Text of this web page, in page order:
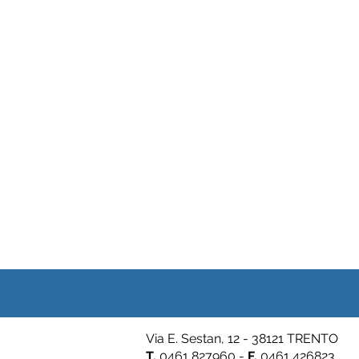
Via E. Sestan, 12 - 38121 TRENTO